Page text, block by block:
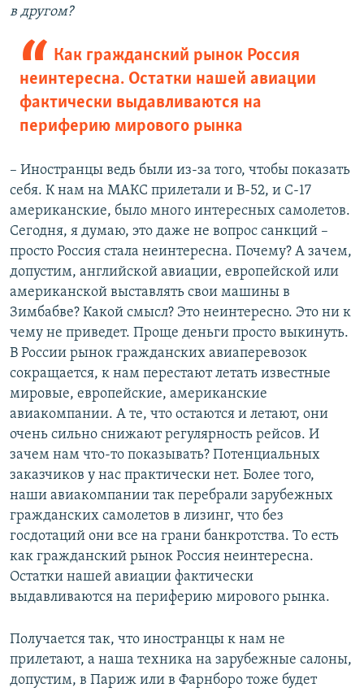
в другом?
Как гражданский рынок Россия
неинтересна. Остатки нашей авиации
фактически выдавливаются на
периферию мирового рынка
– Иностранцы ведь были из-за того, чтобы показать
себя. К нам на МАКС прилетали и В-52, и С-17
американские, было много интересных самолетов.
Сегодня, я думаю, это даже не вопрос санкций –
просто Россия стала неинтересна. Почему? А зачем,
допустим, английской авиации, европейской или
американской выставлять свои машины в
Зимбабве? Какой смысл? Это неинтересно. Это ни к
чему не приведет. Проще деньги просто выкинуть.
В России рынок гражданских авиаперевозок
сокращается, к нам перестают летать известные
мировые, европейские, американские
авиакомпании. А те, что остаются и летают, они
очень сильно снижают регулярность рейсов. И
зачем нам что-то показывать? Потенциальных
заказчиков у нас практически нет. Более того,
наши авиакомпании так перебрали зарубежных
гражданских самолетов в лизинг, что без
госдотаций они все на грани банкротства. То есть
как гражданский рынок Россия неинтересна.
Остатки нашей авиации фактически
выдавливаются на периферию мирового рынка.
Получается так, что иностранцы к нам не
прилетают, а наша техника на зарубежные салоны,
допустим, в Париж или в Фарнборо тоже будет